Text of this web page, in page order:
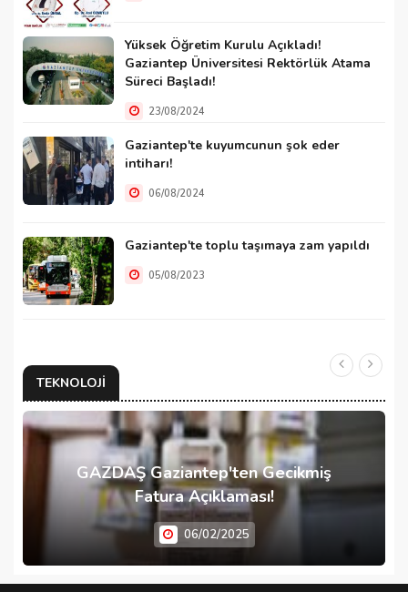
Yüksek Öğretim Kurulu Açıkladı!
Gaziantep Üniversitesi Rektörlük Atama
Süreci Başladı!
23/08/2024
Gaziantep'te kuyumcunun şok eder
intiharı!
06/08/2024
Gaziantep'te toplu taşımaya zam yapıldı
05/08/2023
TEKNOLOJI
GAZDAŞ Gaziantep'ten Gecikmiş
Fatura Açıklaması!
06/02/2025